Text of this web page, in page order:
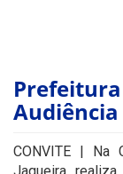
Audiência
CONVITE | Na